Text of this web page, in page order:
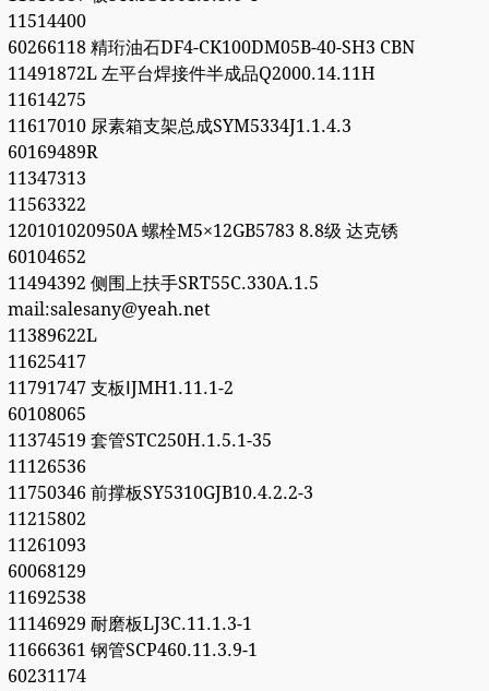
11514400
60266118 精珩油石DF4-CK100DM05B-40-SH3 CBN
11491872L 左平台焊接件半成品Q2000.14.11H
11614275
11617010 尿素箱支架总成SYM5334J1.1.4.3
60169489R
11347313
11563322
120101020950A 螺栓M5×12GB5783 8.8级 达克锈
60104652
11494392 侧围上扶手SRT55C.330A.1.5
mail:salesany@yeah.net
11389622L
11625417
11791747 支板ⅠJMH1.11.1-2
60108065
11374519 套管STC250H.1.5.1-35
11126536
11750346 前撑板SY5310GJB10.4.2.2-3
11215802
11261093
60068129
11692538
11146929 耐磨板LJ3C.11.1.3-1
11666361 钢管SCP460.11.3.9-1
60231174